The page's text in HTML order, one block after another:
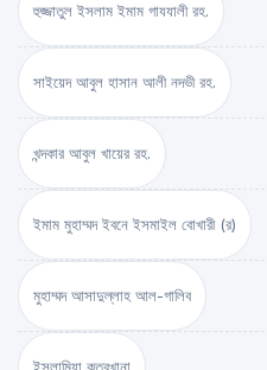
হুজ্জাতুল ইসলাম ইমাম গাযযালী রহ.
সাইয়েদ আবুল হাসান আলী নদভী রহ.
খন্দকার আবুল খায়ের রহ.
ইমাম মুহাম্মদ ইবনে ইসমাইল বোখারী (র)
মুহাম্মদ আসাদুল্লাহ আল-গালিব